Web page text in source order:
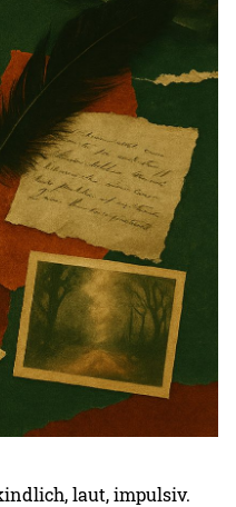
laut, impulsiv.